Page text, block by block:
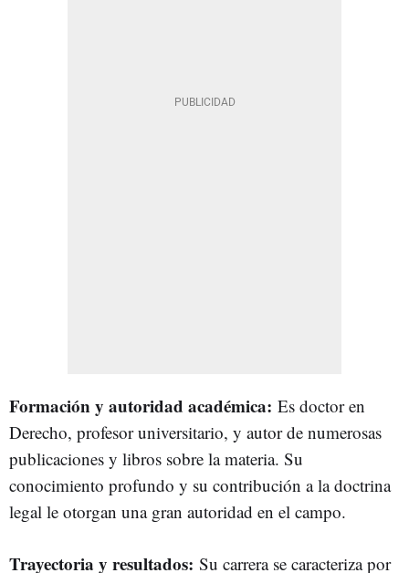
Formación y autoridad académica: Es doctor en
Derecho, profesor universitario, y autor de numerosas
publicaciones y libros sobre la materia. Su
conocimiento profundo y su contribución a la doctrina
legal le otorgan una gran autoridad en el campo.
Trayectoria y resultados: Su carrera se caracteriza por